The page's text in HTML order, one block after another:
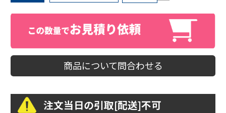
商品について問合わせる
注文当日の引取[配送]不可